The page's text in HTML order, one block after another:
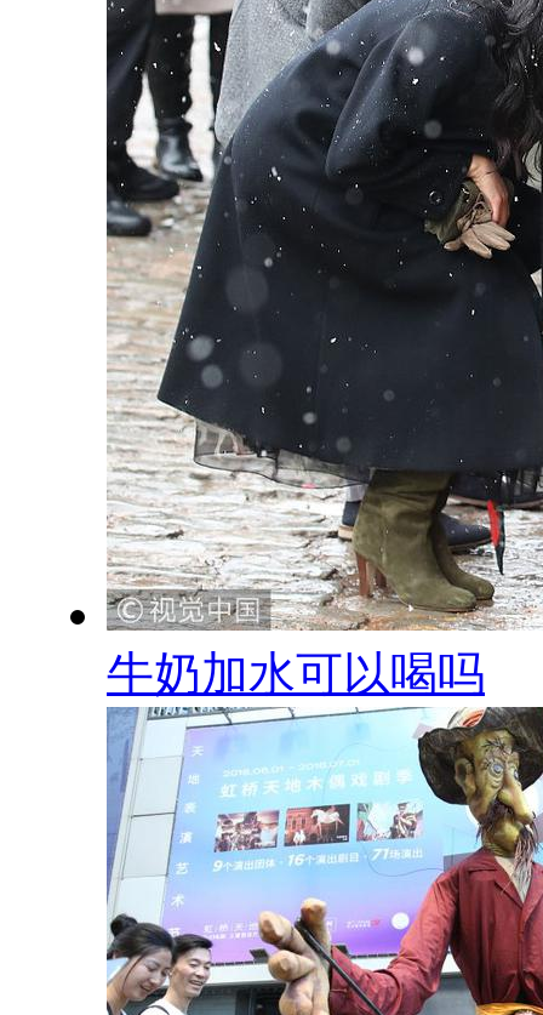
牛奶加水可以喝吗